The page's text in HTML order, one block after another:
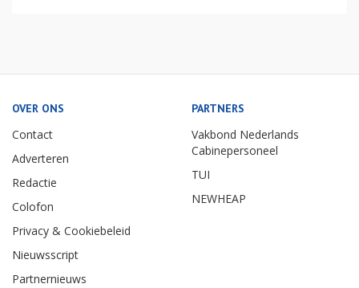
OVER ONS
Contact
Adverteren
Redactie
Colofon
Privacy & Cookiebeleid
Nieuwsscript
Partnernieuws
PARTNERS
Vakbond Nederlands
Cabinepersoneel
TUI
NEWHEAP